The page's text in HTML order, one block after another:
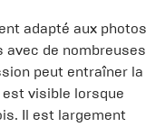
adapté aux photos
avec de nombreuses
peut entraîner la
visible lorsque
Il est largement